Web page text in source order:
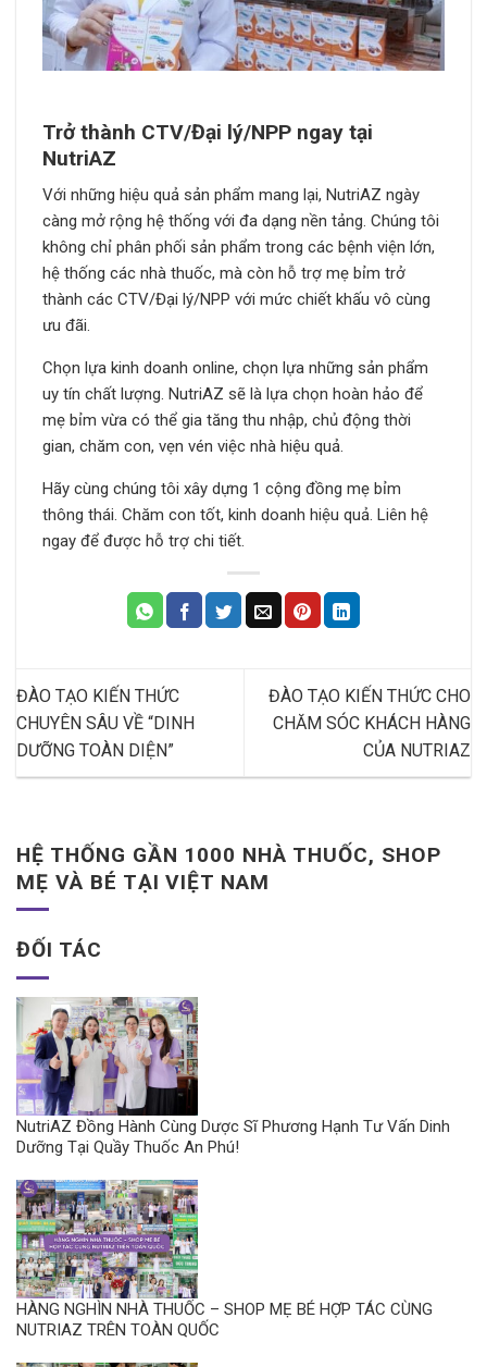
Trở thành CTV/Đại lý/NPP ngay tại
NutriAZ
Với những hiệu quả sản phẩm mang lại, NutriAZ ngày
càng mở rộng hệ thống với đa dạng nền tảng. Chúng tôi
không chỉ phân phối sản phẩm trong các bệnh viện lớn,
hệ thống các nhà thuốc, mà còn hỗ trợ mẹ bỉm trở
thành các CTV/Đại lý/NPP với mức chiết khấu vô cùng
ưu đãi.
Chọn lựa kinh doanh online, chọn lựa những sản phẩm
uy tín chất lượng. NutriAZ sẽ là lựa chọn hoàn hảo để
mẹ bỉm vừa có thể gia tăng thu nhập, chủ động thời
gian, chăm con, vẹn vén việc nhà hiệu quả.
Hãy cùng chúng tôi xây dựng 1 cộng đồng mẹ bỉm
thông thái. Chăm con tốt, kinh doanh hiệu quả. Liên hệ
ngay để được hỗ trợ chi tiết.
ĐÀO TẠO KIẾN THỨC
CHUYÊN SÂU VỀ “DINH
DƯỠNG TOÀN DIỆN”
ĐÀO TẠO KIẾN THỨC CHO
CHĂM SÓC KHÁCH HÀNG
CỦA NUTRIAZ
HỆ THỐNG GẦN 1000 NHÀ THUỐC, SHOP
MẸ VÀ BÉ TẠI VIỆT NAM
ĐỐI TÁC
NutriAZ Đồng Hành Cùng Dược Sĩ Phương Hạnh Tư Vấn Dinh
Dưỡng Tại Quầy Thuốc An Phú!
HÀNG NGHÌN NHÀ THUỐC – SHOP MẸ BÉ HỢP TÁC CÙNG
NUTRIAZ TRÊN TOÀN QUỐC